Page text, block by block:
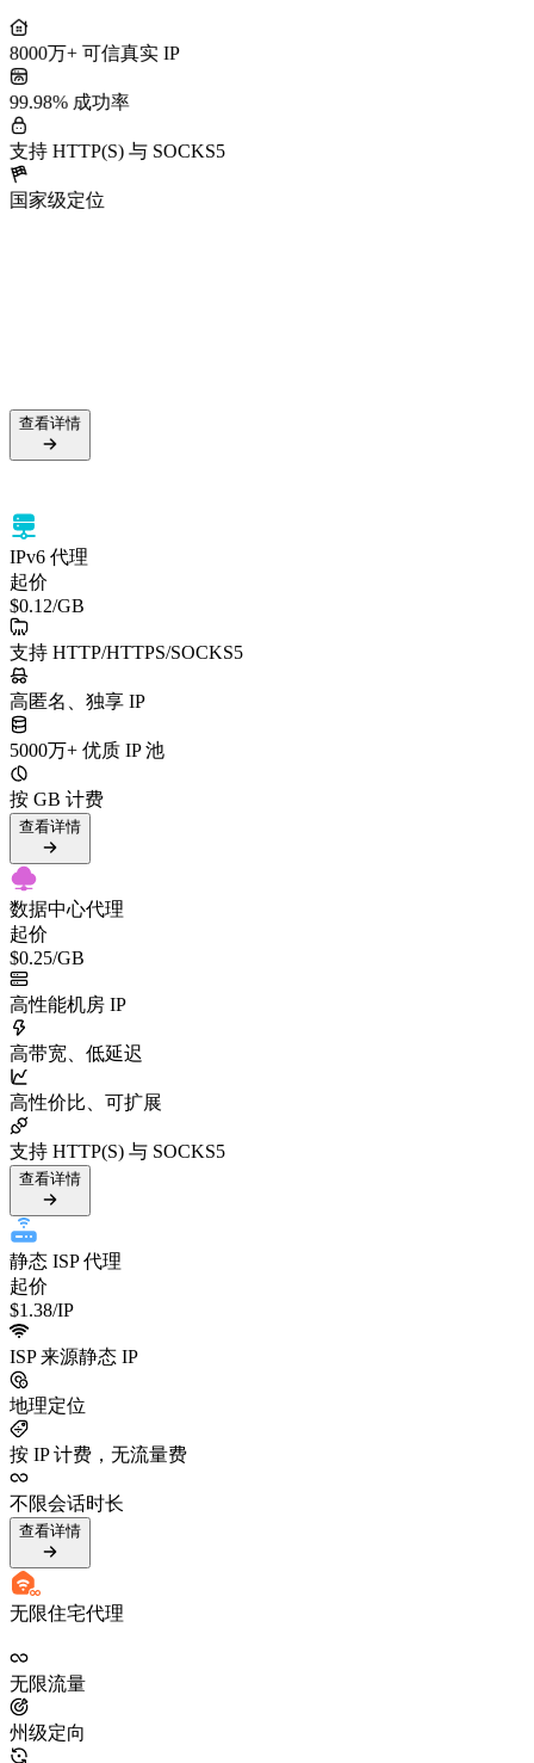
8000万+ 可信真实 IP
99.98% 成功率
支持 HTTP(S) 与 SOCKS5
国家级定位
查看详情
IPv6 代理
起价
$0.12/GB
支持 HTTP/HTTPS/SOCKS5
高匿名、独享 IP
5000万+ 优质 IP 池
按 GB 计费
查看详情
数据中心代理
起价
$0.25/GB
高性能机房 IP
高带宽、低延迟
高性价比、可扩展
支持 HTTP(S) 与 SOCKS5
查看详情
静态 ISP 代理
起价
$1.38/IP
ISP 来源静态 IP
地理定位
按 IP 计费，无流量费
不限会话时长
查看详情
无限住宅代理
无限流量
州级定向